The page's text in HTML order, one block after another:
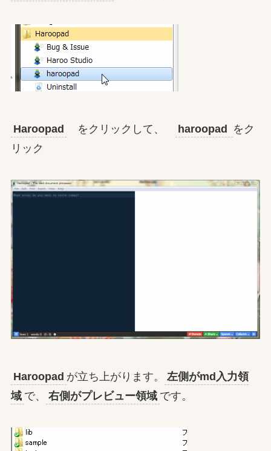
Haroopad をクリックして、 haroopad
をク
リック
Haroopad が立ち上がります。
左側がmd入力領
域 で、 右側がプレビュー領域 です。